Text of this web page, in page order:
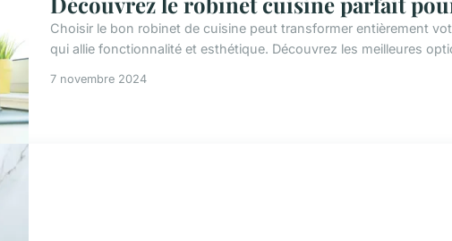
Choisir le bon robinet de cuisine peut transformer entièrement
qui allie fonctionnalité et esthétique. Découvrez les meilleures
7 novembre 2024